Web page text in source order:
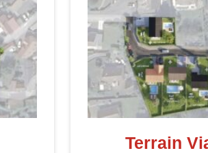
Terrain